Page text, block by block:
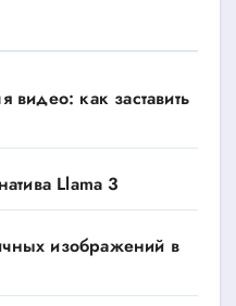
видео: как заставить
Llama 3
изображений в